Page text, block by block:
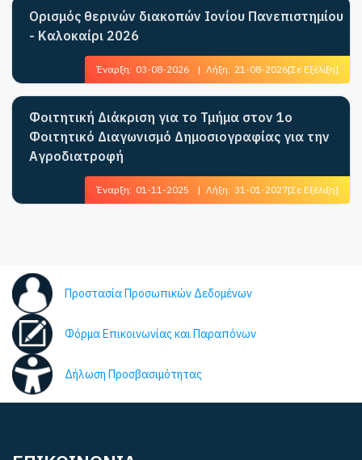
Ορισμός θερινών διακοπών Ιονίου Πανεπιστημίου
- Καλοκαίρι 2026
Έναρξη: 03-08-2026 | Λήξη: 21-08-2026[Σε Εξέλιξη]
Φοιτητική Διάκριση για το Τμήμα στον 1ο
Φοιτητικό Διαγωνισμό Δημοσιογραφίας για την
Αγροδιατροφή
Έναρξη: 01-11-2025 | Λήξη: 31-01-2027[Σε Εξέλιξη]
Προστασία Προσωπικών Δεδομένων
Φόρμα Επικοινωνίας και Παραπόνων
Δήλωση Προσβασιμότητας